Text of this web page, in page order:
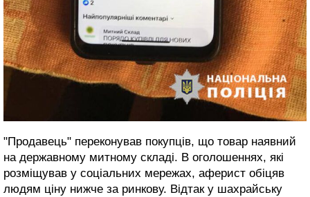
"Продавець" переконував покупців, що товар наявний
на державному митному складі. В оголошеннях, які
розміщував у соціальних мережах, аферист обіцяв
людям ціну нижче за ринкову. Відтак у шахрайську